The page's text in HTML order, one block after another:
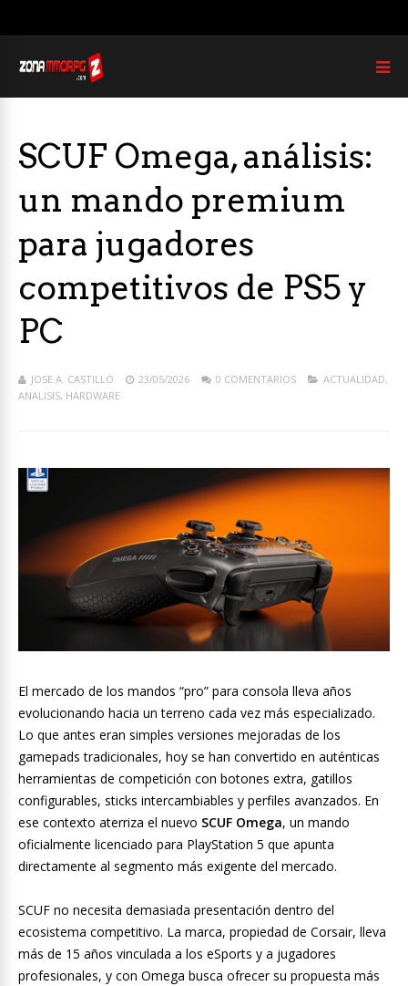
SCUF Omega, análisis:
un mando premium
para jugadores
competitivos de PS5 y
PC
JOSE A. CASTILLO 23/05/2026 0 COMENTARIOS ACTUALIDAD,
ANALISIS, HARDWARE
El mercado de los mandos “pro” para consola lleva años
evolucionando hacia un terreno cada vez más especializado.
Lo que antes eran simples versiones mejoradas de los
gamepads tradicionales, hoy se han convertido en auténticas
herramientas de competición con botones extra, gatillos
configurables, sticks intercambiables y perfiles avanzados. En
ese contexto aterriza el nuevo SCUF Omega, un mando
oficialmente licenciado para PlayStation 5 que apunta
directamente al segmento más exigente del mercado.
SCUF no necesita demasiada presentación dentro del
ecosistema competitivo. La marca, propiedad de Corsair, lleva
más de 15 años vinculada a los eSports y a jugadores
profesionales, y con Omega busca ofrecer su propuesta más